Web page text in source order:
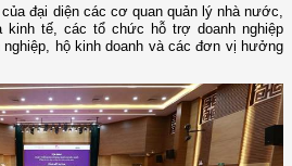
đại diện các cơ quan quản lý nhà nước,
kinh tế, các tổ chức hỗ trợ doanh nghiệp
hộ kinh doanh và các đơn vị hưởng